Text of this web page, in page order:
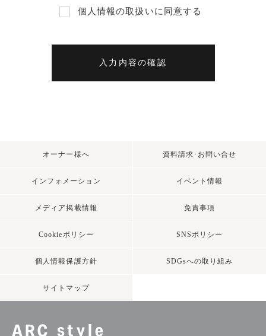
個人情報の取扱いに同意する
オーナー様へ 資料請求･お問い合せ
インフォメーション イベント情報
メディア掲載情報 免責事項
Cookieポリシー SNSポリシー
個人情報保護方針 SDGsへの取り組み
サイトマップ